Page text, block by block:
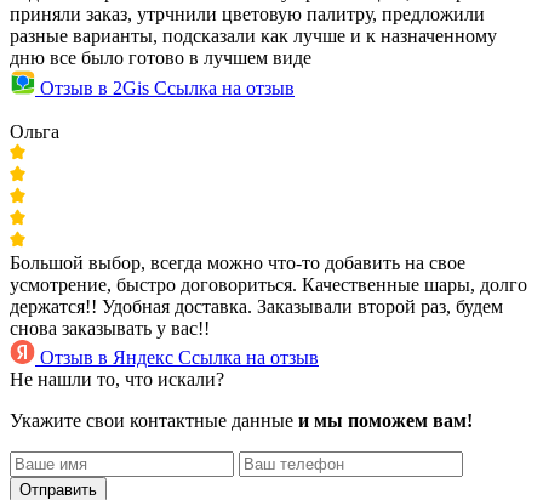
приняли заказ, утрчнили цветовую палитру, предложили
разные варианты, подсказали как лучше и к назначенному
дню все было готово в лучшем виде
Отзыв в 2Gis Ссылка на отзыв
Ольга
Большой выбор, всегда можно что-то добавить на свое
усмотрение, быстро договориться. Качественные шары, долго
держатся!! Удобная доставка. Заказывали второй раз, будем
снова заказывать у вас!!
Отзыв в Яндекс Ссылка на отзыв
Не нашли то, что искали?
Укажите свои контактные данные и мы поможем вам!
Отправить